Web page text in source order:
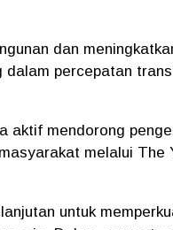
dan
dalam percepatan
aktif mendorong
melalui The
untuk